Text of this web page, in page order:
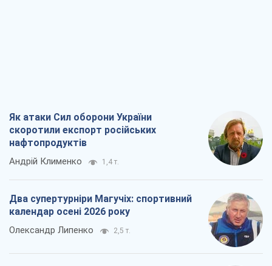
Як атаки Сил оборони України
скоротили експорт російських
нафтопродуктів
Андрій Клименко 1,4 т.
Два супертурніри Магучіх: спортивний
календар осені 2026 року
Олександр Липенко 2,5 т.